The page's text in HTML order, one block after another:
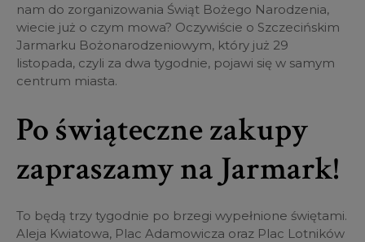
nam do zorganizowania Świąt Bożego Narodzenia,
wiecie już o czym mowa? Oczywiście o Szczecińskim
Jarmarku Bożonarodzeniowym, który już 29
listopada, czyli za dwa tygodnie, pojawi się w samym
centrum miasta.
Po świąteczne zakupy
zapraszamy na Jarmark!
To będą trzy tygodnie po brzegi wypełnione świętami.
Aleja Kwiatowa, Plac Adamowicza oraz Plac Lotników